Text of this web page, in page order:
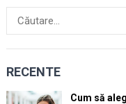
după:
RECENTE
Cum să